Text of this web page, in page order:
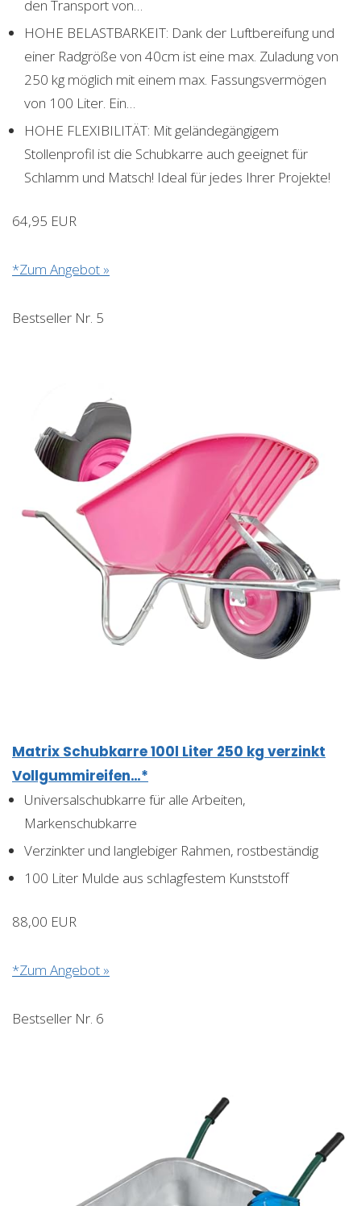
den Transport von…
HOHE BELASTBARKEIT: Dank der Luftbereifung und
einer Radgröße von 40cm ist eine max. Zuladung von
250 kg möglich mit einem max. Fassungsvermögen
von 100 Liter. Ein…
HOHE FLEXIBILITÄT: Mit geländegängigem
Stollenprofil ist die Schubkarre auch geeignet für
Schlamm und Matsch! Ideal für jedes Ihrer Projekte!
64,95 EUR
*Zum Angebot »
Bestseller Nr. 5
Matrix Schubkarre 100l Liter 250 kg verzinkt
Vollgummireifen…*
Universalschubkarre für alle Arbeiten,
Markenschubkarre
Verzinkter und langlebiger Rahmen, rostbeständig
100 Liter Mulde aus schlagfestem Kunststoff
88,00 EUR
*Zum Angebot »
Bestseller Nr. 6